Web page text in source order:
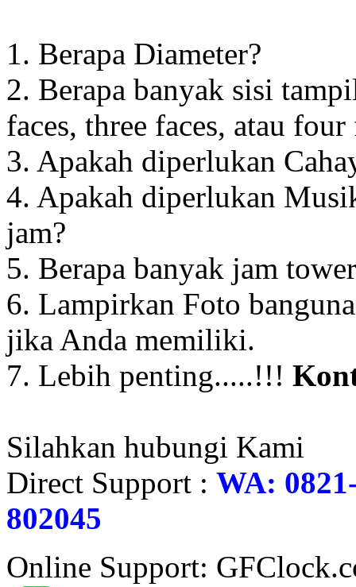
1. Berapa Diameter?
2. Berapa banyak sisi
faces, three faces, atau four
3. Apakah diperlukan
4. Apakah diperlukan
jam?
5. Berapa banyak jam
6. Lampirkan Foto
jika Anda memiliki.
7. Lebih penting.....!!!
Silahkan hubungi Kami
Direct Support : WA:
802045
Online Support: